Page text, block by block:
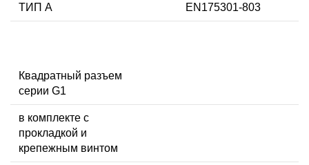
ТИП А EN175301-803
Квадратный разъем
серии G1
в комплекте с
прокладкой и
крепежным винтом